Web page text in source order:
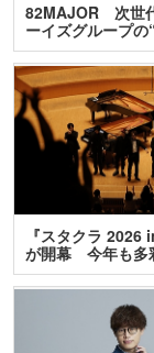
82MAJOR 次世
ーイズグループの
訊…
『スタクラ 2026
が開幕 今年も多
テ…